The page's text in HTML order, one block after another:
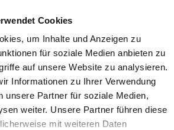
Cookies
um Inhalte und Anzeigen zu
für soziale Medien anbieten zu
auf unsere Website zu analysieren.
Informationen zu Ihrer Verwendung
unsere Partner für soziale Medien,
weiter. Unsere Partner führen diese
mit weiteren Daten